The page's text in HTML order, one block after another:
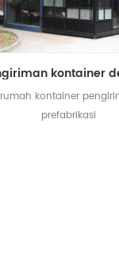
rumah kontainer
prefabrikasi